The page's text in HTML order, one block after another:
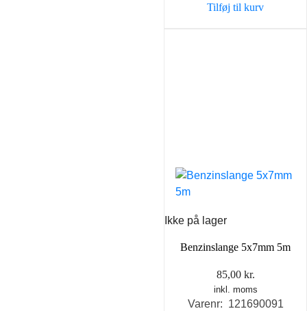
Tilføj til kurv
Ikke på lager
Benzinslange 5x7mm 5m
85,00 kr.
inkl. moms
Varenr: 121690091